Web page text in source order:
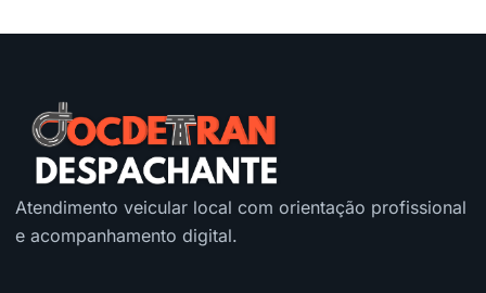
Atendimento veicular local com orientação profissional
e acompanhamento digital.